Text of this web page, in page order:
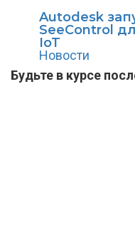
Autodesk
SeeControl
IoT
Новости
Будьте в курсе